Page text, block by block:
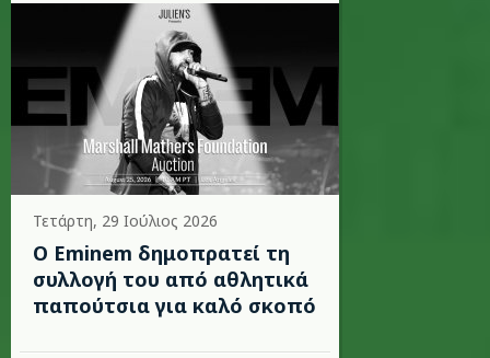
Τετάρτη, 29 Ιούλιος 2026
Ο Eminem δημοπρατεί τη
συλλογή του από αθλητικά
παπούτσια για καλό σκοπό